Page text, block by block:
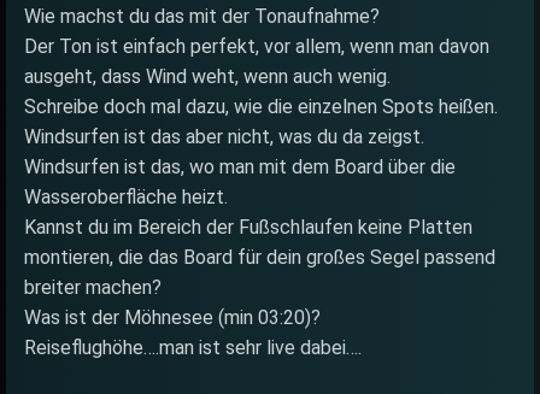
Wie machst du das mit der Tonaufnahme?
Der Ton ist einfach perfekt, vor allem, wenn man davon
ausgeht, dass Wind weht, wenn auch wenig.
Schreibe doch mal dazu, wie die einzelnen Spots heißen.
Windsurfen ist das aber nicht, was du da zeigst.
Windsurfen ist das, wo man mit dem Board über die
Wasseroberfläche heizt.
Kannst du im Bereich der Fußschlaufen keine Platten
montieren, die das Board für dein großes Segel passend
breiter machen?
Was ist der Möhnesee (min 03:20)?
Reiseflughöhe….man ist sehr live dabei….